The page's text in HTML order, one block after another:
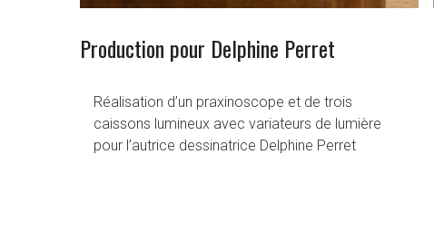
Production pour Delphine Perret
Réalisation d’un praxinoscope et de trois
caissons lumineux avec variateurs de lumière
pour l’autrice dessinatrice Delphine Perret